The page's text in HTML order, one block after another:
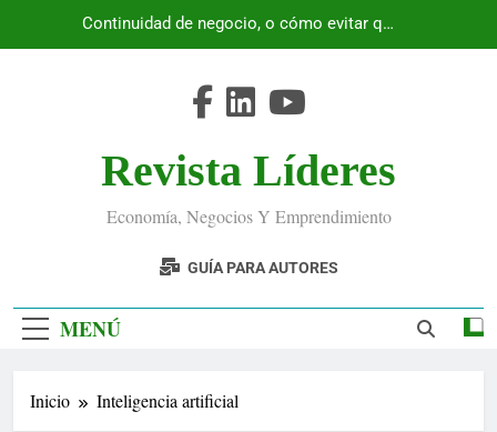
Continuidad de negocio, o cómo evitar que
Revista Líderes
Economía, Negocios Y Emprendimiento
GUÍA PARA AUTORES
MENÚ
Inicio Inteligencia artificial